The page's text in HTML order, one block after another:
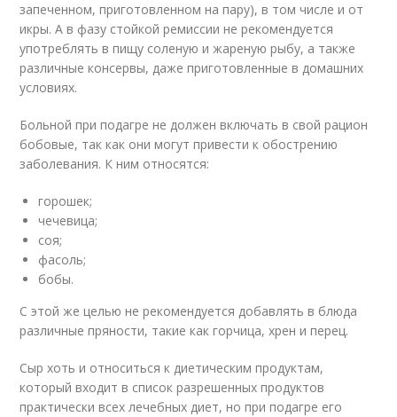
запеченном, приготовленном на пару), в том числе и от
икры. А в фазу стойкой ремиссии не рекомендуется
употреблять в пищу соленую и жареную рыбу, а также
различные консервы, даже приготовленные в домашних
условиях.
Больной при подагре не должен включать в свой рацион
бобовые, так как они могут привести к обострению
заболевания. К ним относятся:
горошек;
чечевица;
соя;
фасоль;
бобы.
С этой же целью не рекомендуется добавлять в блюда
различные пряности, такие как горчица, хрен и перец.
Сыр хоть и относиться к диетическим продуктам,
который входит в список разрешенных продуктов
практически всех лечебных диет, но при подагре его